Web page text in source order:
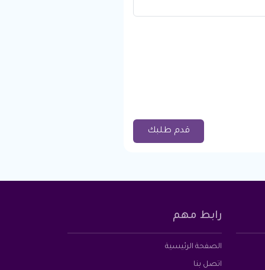
قدم طلبك
رابط مهم
الصفحة الرئيسية
اتصل بنا